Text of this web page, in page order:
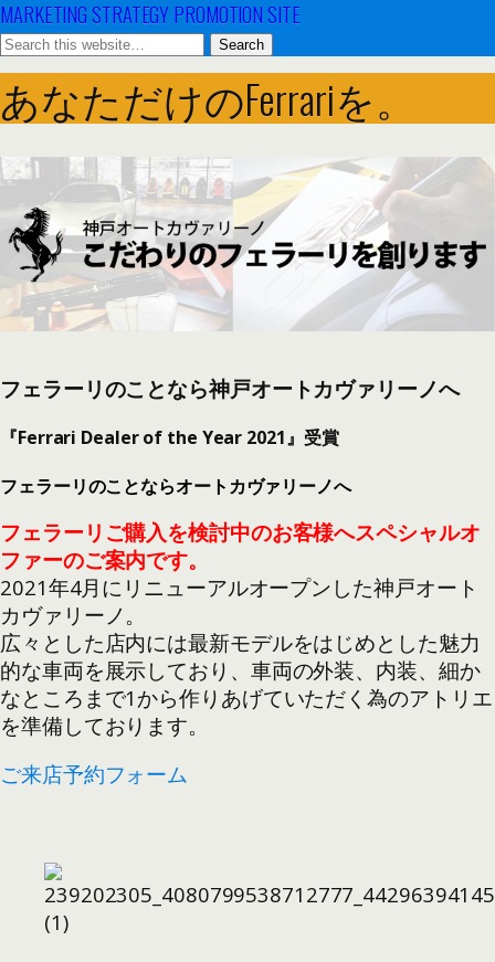
MARKETING STRATEGY PROMOTION SITE
あなただけのFerrariを。
フェラーリのことなら神戸オートカヴァリーノへ
『Ferrari Dealer of the Year 2021』受賞
フェラーリのことならオートカヴァリーノへ
フェラーリご購入を検討中のお客様へスペシャルオ
ファーのご案内です。
2021年4月にリニューアルオープンした神戸オート
カヴァリーノ。
広々とした店内には最新モデルをはじめとした魅力
的な車両を展示しており、車両の外装、内装、細か
なところまで1から作りあげていただく為のアトリエ
を準備しております。
ご来店予約フォーム